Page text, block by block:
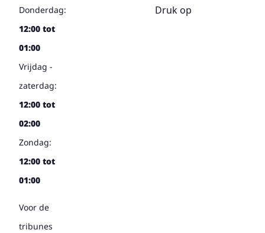
Donderdag:
12:00 tot
01:00
Vrijdag -
zaterdag:
12:00 tot
02:00
Zondag:
12:00 tot
01:00
Voor de
tribunes
Druk op